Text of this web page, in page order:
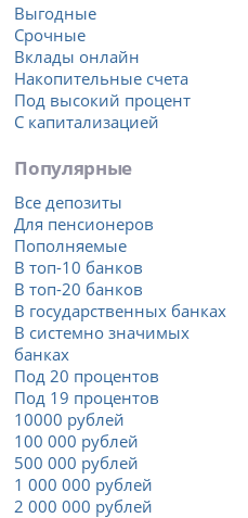
Выгодные
Срочные
Вклады онлайн
Накопительные счета
Под высокий процент
С капитализацией
Популярные
Все депозиты
Для пенсионеров
Пополняемые
В топ-10 банков
В топ-20 банков
В государственных банках
В системно значимых
банках
Под 20 процентов
Под 19 процентов
10000 рублей
100 000 рублей
500 000 рублей
1 000 000 рублей
2 000 000 рублей